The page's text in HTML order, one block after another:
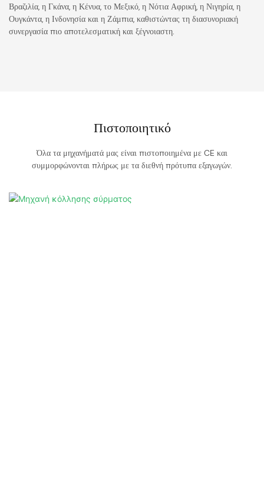
Βραζιλία, η Γκάνα, η Κένυα, το Μεξικό, η Νότια Αφρική, η Νιγηρία, η
Ουγκάντα, η Ινδονησία και η Ζάμπια, καθιστώντας τη διασυνοριακή
συνεργασία πιο αποτελεσματική και ξέγνοιαστη.
Πιστοποιητικό
Όλα τα μηχανήματά μας είναι πιστοποιημένα με CE και
συμμορφώνονται πλήρως με τα διεθνή πρότυπα εξαγωγών.